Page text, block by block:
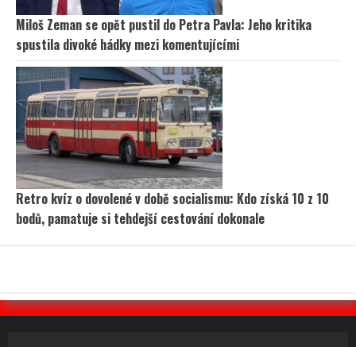
Miloš Zeman se opět pustil do Petra Pavla: Jeho kritika
spustila divoké hádky mezi komentujícími
Retro kvíz o dovolené v době socialismu: Kdo získá 10 z 10
bodů, pamatuje si tehdejší cestování dokonale